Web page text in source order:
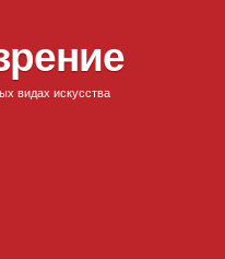
видах искусства